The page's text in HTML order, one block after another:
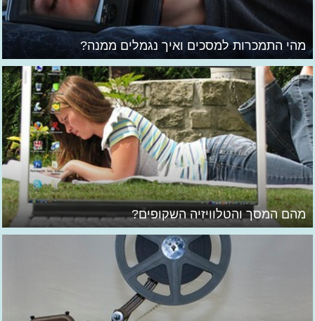
מהי התמכרות למסכים ואיך נגמלים ממנה?
מהם המסך והטלוויזיה השקופים?